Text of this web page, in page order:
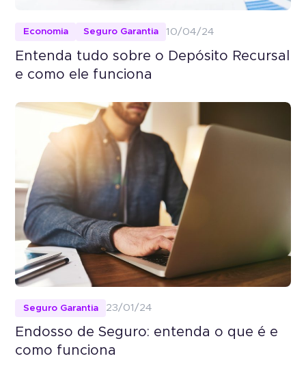
Economia Seguro Garantia 10/04/24
Entenda tudo sobre o Depósito Recursal
e como ele funciona
Seguro Garantia 23/01/24
Endosso de Seguro: entenda o que é e
como funciona